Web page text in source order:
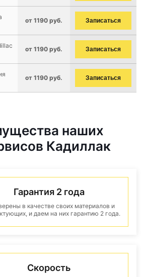
от 1190 руб. Записаться
от 1190 руб. Записаться
от 1190 руб. Записаться
наших
Кадиллак
Гарантия 2 года
в качестве своих материалов и
и даем на них гарантию 2 года.
Скорость